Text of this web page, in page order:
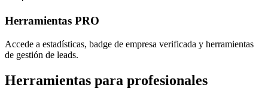
Herramientas PRO
Accede a estadísticas, badge de empresa verificada y herramientas
de gestión de leads.
Herramientas para profesionales